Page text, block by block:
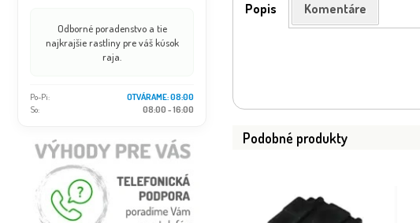
Odborné poradenstvo a tie
najkrajšie rastliny pre váš kúsok
raja.
Po-Pi:
OTVÁRAME: 08:00
So:
08:00 - 16:00
Popis Komentáre
Podobné produkty